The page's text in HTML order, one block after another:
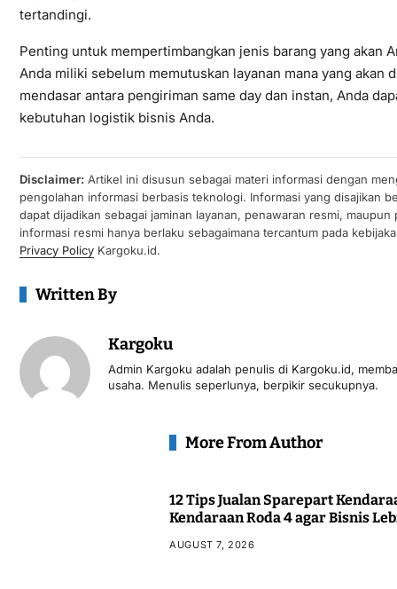
tertandingi.
Penting untuk mempertimbangkan jenis barang yang akan
Anda miliki sebelum memutuskan layanan mana yang akan
mendasar antara pengiriman same day dan instan, Anda
kebutuhan logistik bisnis Anda.
Disclaimer:Artikel ini disusun sebagai materi informasi dengan
pengolahan informasi berbasis teknologi. Informasi yang disajikan
dapat dijadikan sebagai jaminan layanan, penawaran resmi,
informasi resmi hanya berlaku sebagaimana tercantum pada
Privacy PolicyKargoku.id.
Written By
Kargoku
Admin Kargoku adalah penulis di Kargoku.id,
usaha. Menulis seperlunya, berpikir secukupnya.
More From Author
12 Tips Jualan Sparepart
Kendaraan Roda 4 agar Bisnis
AUGUST 7, 2026